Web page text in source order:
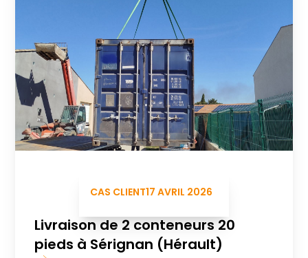
CAS CLIENT17 AVRIL 2026
Livraison de 2 conteneurs 20
pieds à Sérignan (Hérault)